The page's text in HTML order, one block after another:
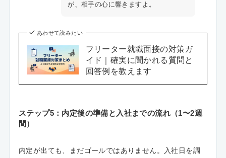
が、相手の心に響きますよ。
あわせて読みたい
フリーター就職面接の対策ガ
イド｜確実に聞かれる質問と
回答例を教えます
ステップ5：内定後の準備と入社までの流れ（1〜2週
間）
内定が出ても、まだゴールではありません。入社日を調